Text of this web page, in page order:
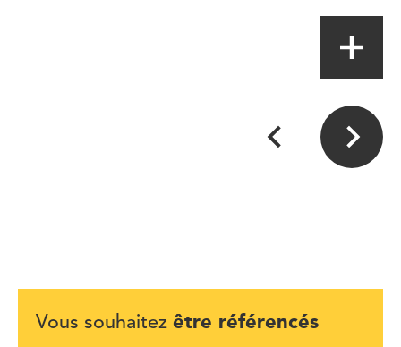
Vous souhaitez être référencés